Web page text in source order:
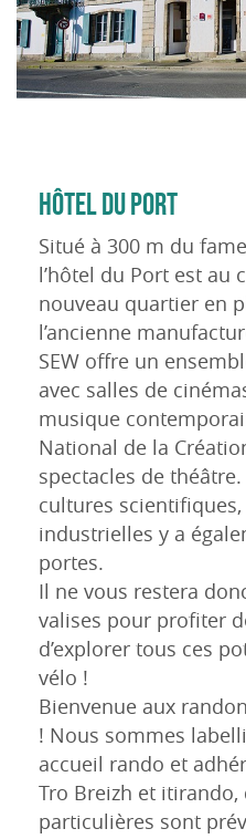
HÔTEL DU PORT
Situé à 300 m du
l’hôtel du Port est au
nouveau quartier en
l’ancienne
SEW offre un
avec salles de
musique
National de la
spectacles de
cultures
industrielles y a
portes.
Il ne vous restera
valises pour profiter
d’explorer tous ces
vélo !
Bienvenue aux
! Nous sommes
accueil rando et
Tro Breizh et
particulières sont